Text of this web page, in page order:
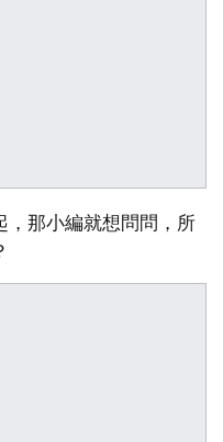
，那小編就想問問，所